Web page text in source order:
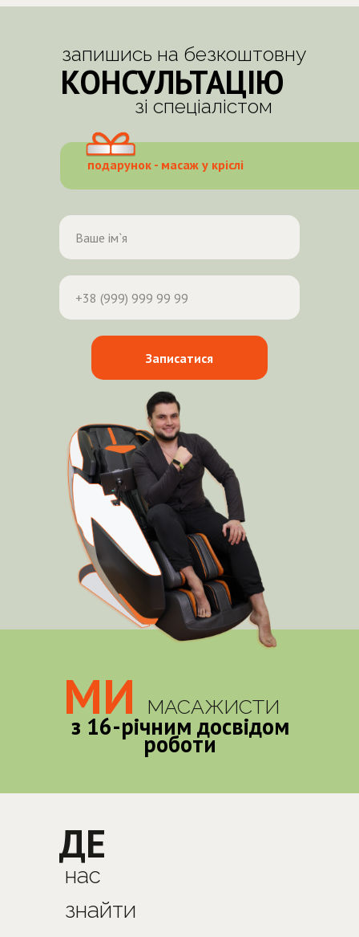
запишись на безкоштовну
КОНСУЛЬТАЦІЮ
зі спеціалістом
подарунок - масаж у кріслі
Записатися
з 16-річним досвідом
роботи
МИ МАСАЖИСТИ
ДЕ
нас
знайти